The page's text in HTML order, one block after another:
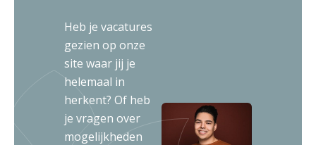
Heb je vacatures
gezien op onze
site waar jij je
helemaal in
herkent? Of heb
je vragen over
mogelijkheden